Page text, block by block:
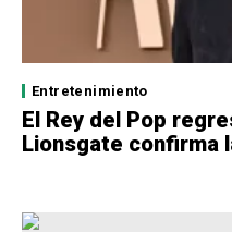
Entretenimiento
El Rey del Pop
Lionsgate confirma